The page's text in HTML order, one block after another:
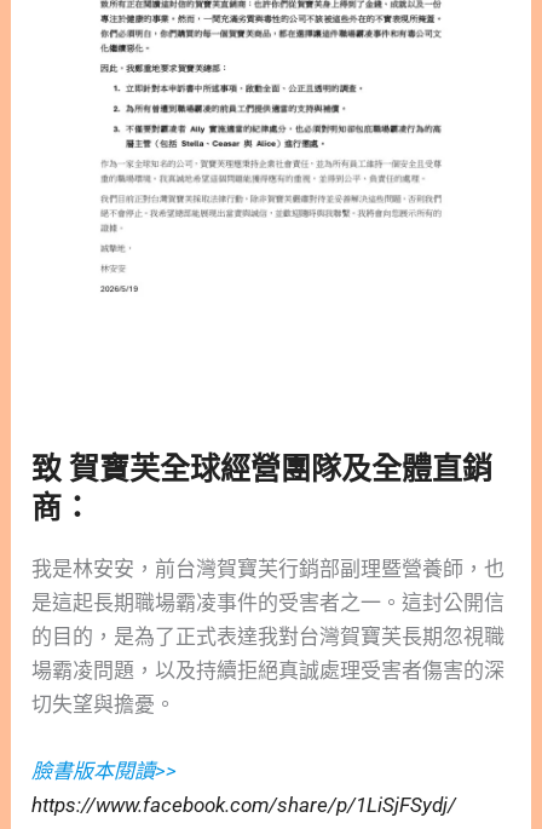
致 賀寶芙全球經營團隊及全體直銷
商：
我是林安安，前台灣賀寶芙行銷部副理暨營養師，也
是這起長期職場霸凌事件的受害者之一。這封公開信
的目的，是為了正式表達我對台灣賀寶芙長期忽視職
場霸凌問題，以及持續拒絕真誠處理受害者傷害的深
切失望與擔憂。
臉書版本閱讀>>
https://www.facebook.com/share/p/1LiSjFSydj/